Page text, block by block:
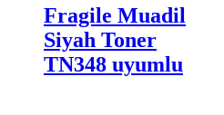
Fragile Muadil
Siyah Toner
TN348 uyumlu